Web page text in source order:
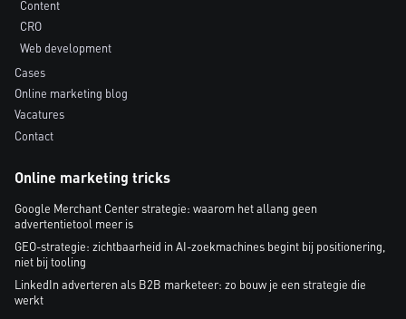
Content
CRO
Web development
Cases
Online marketing blog
Vacatures
Contact
Online marketing tricks
Google Merchant Center strategie: waarom het allang geen
advertentietool meer is
GEO-strategie: zichtbaarheid in AI-zoekmachines begint bij positionering,
niet bij tooling
LinkedIn adverteren als B2B marketeer: zo bouw je een strategie die
werkt